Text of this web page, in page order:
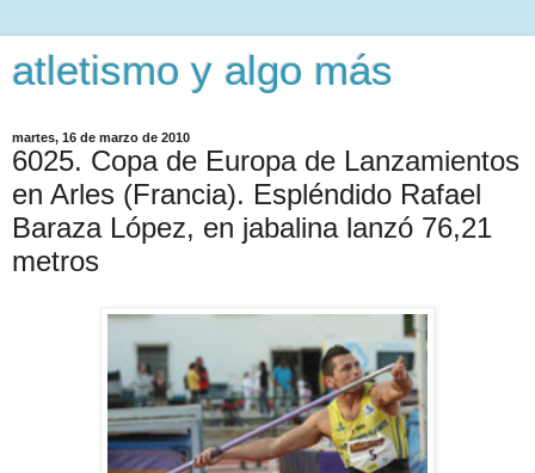
atletismo y algo más
martes, 16 de marzo de 2010
6025. Copa de Europa de Lanzamientos
en Arles (Francia). Espléndido Rafael
Baraza López, en jabalina lanzó 76,21
metros